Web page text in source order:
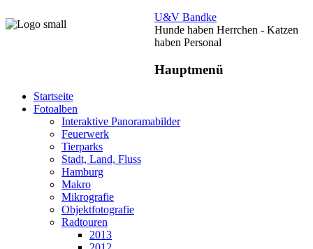
U&V Bandke
Hunde haben Herrchen - Katzen
haben Personal
Hauptmenü
Startseite
Fotoalben
Interaktive Panoramabilder
Feuerwerk
Tierparks
Stadt, Land, Fluss
Hamburg
Makro
Mikrografie
Objektfotografie
Radtouren
2013